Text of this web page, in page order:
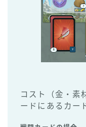
コスト（金・素
ードにあるカー